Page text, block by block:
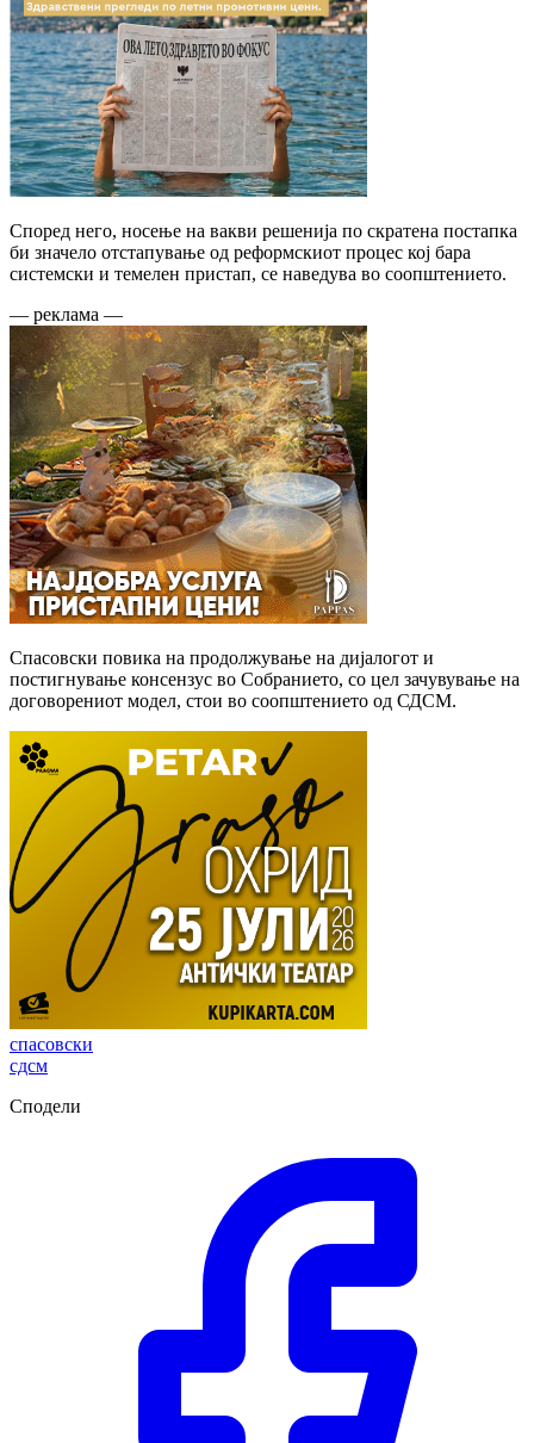
Според него, носење на вакви решенија по скратена постапка
би значело отстапување од реформскиот процес кој бара
системски и темелен пристап, се наведува во соопштението.
— реклама —
Спасовски повика на продолжување на дијалогот и
постигнување консензус во Собранието, со цел зачувување на
договорениот модел, стои во соопштението од СДСМ.
спасовски
сдсм
Сподели